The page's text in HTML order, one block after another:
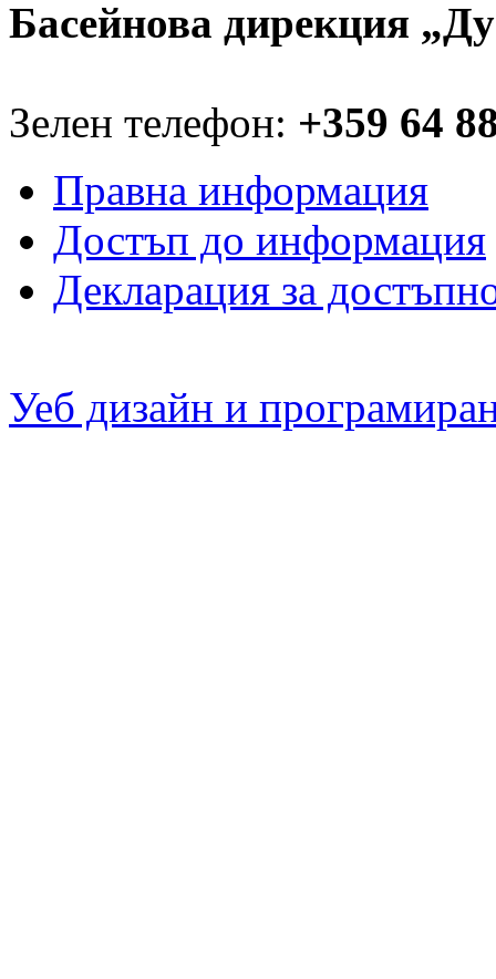
Басейнова дирекция
Зелен телефон: +359 64
Правна информация
Достъп до информация
Декларация за
Уеб дизайн и